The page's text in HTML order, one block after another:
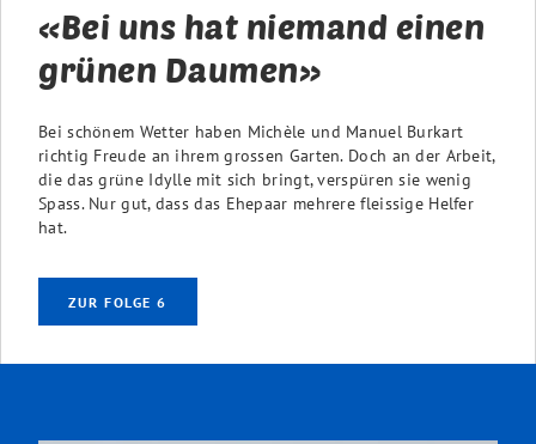
«Bei uns hat niemand einen
grünen Daumen»
Bei schönem Wetter haben Michèle und Manuel Burkart
richtig Freude an ihrem grossen Garten. Doch an der Arbeit,
die das grüne Idylle mit sich bringt, verspüren sie wenig
Spass. Nur gut, dass das Ehepaar mehrere fleissige Helfer
hat.
ZUR FOLGE 6